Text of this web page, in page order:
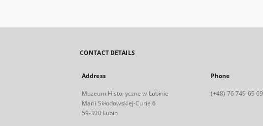
CONTACT DETAILS
Address
Muzeum Historyczne w Lubinie
Marii Skłodowskiej-Curie 6
59-300 Lubin
Phone
(+48) 76 749 69 69